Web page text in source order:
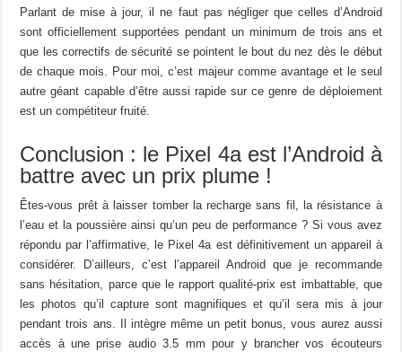
Parlant de mise à jour, il ne faut pas négliger que celles d’Android
sont officiellement supportées pendant un minimum de trois ans et
que les correctifs de sécurité se pointent le bout du nez dès le début
de chaque mois. Pour moi, c’est majeur comme avantage et le seul
autre géant capable d’être aussi rapide sur ce genre de déploiement
est un compétiteur fruité.
Conclusion : le Pixel 4a est l’Android à
battre avec un prix plume !
Êtes-vous prêt à laisser tomber la recharge sans fil, la résistance à
l’eau et la poussière ainsi qu’un peu de performance ? Si vous avez
répondu par l’affirmative, le Pixel 4a est définitivement un appareil à
considérer. D’ailleurs, c’est l’appareil Android que je recommande
sans hésitation, parce que le rapport qualité-prix est imbattable, que
les photos qu’il capture sont magnifiques et qu’il sera mis à jour
pendant trois ans. Il intègre même un petit bonus, vous aurez aussi
accès à une prise audio 3.5 mm pour y brancher vos écouteurs